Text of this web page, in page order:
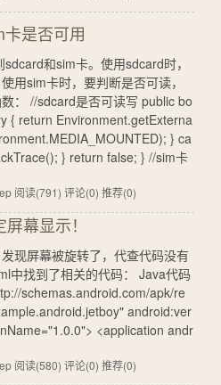
是否可用
和sim卡。使用sdcard时，
用sim卡时，要判断是否可读，
： //sdcard是否可读写 public bo
{ return Environment.getExterna
} ca
} return false; } //sim卡
阅读(791) 评论(0) 推荐(0)
幕显示！
现屏幕被旋转了，代查代码没有
中找到了相关的代码： Java代码
schemas.android.com/apk/re
android:ver
<application andr
阅读(580) 评论(0) 推荐(0)